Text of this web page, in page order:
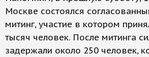
Москве состоялся
митинг, участие в котором
тысяч человек. После митинга
задержали около 250 человек,